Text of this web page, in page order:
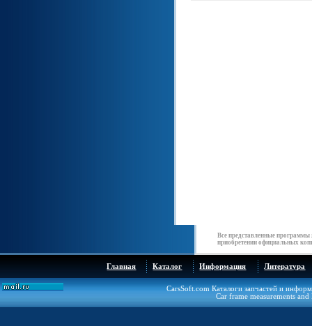
Все представленные
приобретении официальных
Главная Каталог Информация Литература
CarsSoft.com Каталоги запчастей и
Car frame measurements